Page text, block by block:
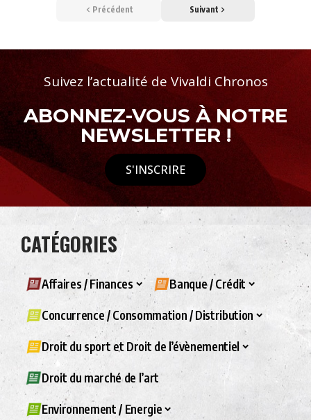
Précédent Suivant
Suivez l’actualité de Vivaldi Chronos
ABONNEZ-VOUS À NOTRE
NEWSLETTER !
S'INSCRIRE
CATÉGORIES
Affaires / Finances Banque / Crédit
Concurrence / Consommation / Distribution
Droit du sport et Droit de l’évènementiel
Droit du marché de l’art
Environnement / Energie